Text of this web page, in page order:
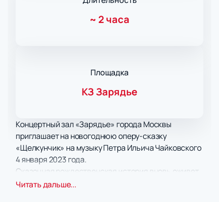
~ 2 часа
Площадка
КЗ Зарядье
Концертный зал «Зарядье» города Москвы
приглашает на новогоднюю оперу-сказку
«Щелкунчик» на музыку Петра Ильича Чайковского
4 января 2023 года.
Сказочная рождественская история вновь оживет
на театральной сцене, даря взрослым и детям
Читать дальше...